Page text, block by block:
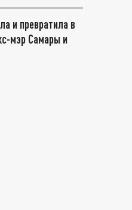
и превратила в
мэр Самары и